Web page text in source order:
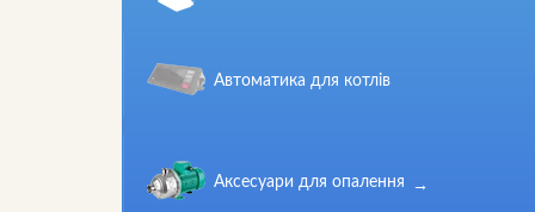
Автоматика для котлів
Аксесуари для опалення